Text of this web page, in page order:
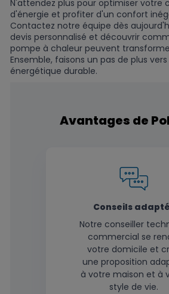
N'attendez plus pour optimiser votre
d'énergie et profiter d'un confort
Contactez notre équipe dès
devis personnalisé et découvrir
pompe à chaleur peuvent
Ensemble, faisons un pas de plus
énergétique durable.
Avantages de
Conseils
Notre conseiller
commercial se
votre domicile et
une proposition
à votre maison et à
style de vie.